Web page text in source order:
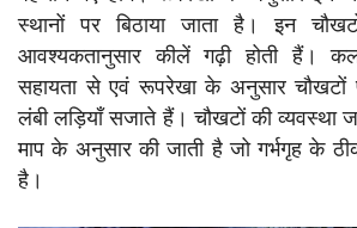
स्थानों पर बिठाया जाता है। इन
आवश्यकतानुसार कीलें गढ़ी होती हैं।
सहायता से एवं रूपरेखा के अनुसार चौखटों
लंबी लड़ियाँ सजाते हैं। चौखटों की व्यवस्था
माप के अनुसार की जाती है जो गर्भगृह के
है।